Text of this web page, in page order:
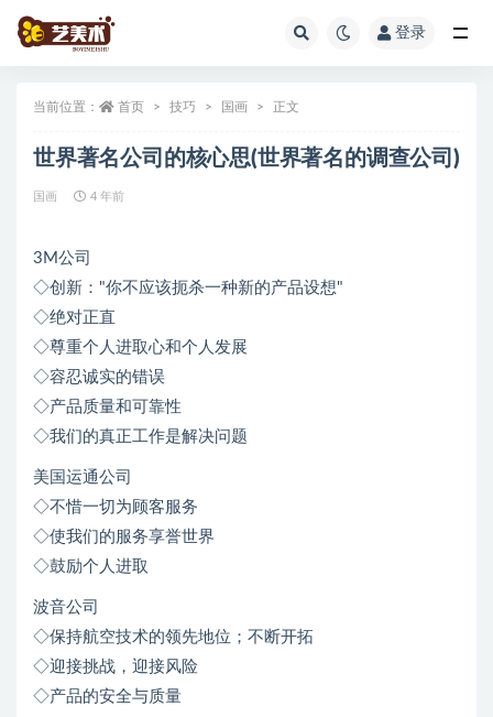
登录
当前位置： 首页 技巧 国画 正文
世界著名公司的核心思(世界著名的调查公司)
国画 4 年前
3M公司
◇创新："你不应该扼杀一种新的产品设想"
◇绝对正直
◇尊重个人进取心和个人发展
◇容忍诚实的错误
◇产品质量和可靠性
◇我们的真正工作是解决问题
美国运通公司
◇不惜一切为顾客服务
◇使我们的服务享誉世界
◇鼓励个人进取
波音公司
◇保持航空技术的领先地位；不断开拓
◇迎接挑战，迎接风险
◇产品的安全与质量